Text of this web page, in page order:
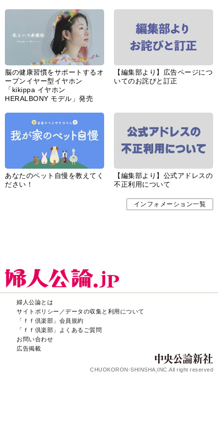
脳の健康習慣をサポートするオ
ープンイヤー型イヤホン
「kikippa イヤホン
HERALBONY モデル」発売
【編集部より】広告ページにつ
いてのお詫びと訂正
あなたのペット自慢を教えてく
ださい！
【編集部より】公式アドレスの
不正利用について
インフォメーション一覧
婦人公論とは
サイトポリシー／データの収集と利用について
「ｆｆ倶楽部」会員規約
「ｆｆ倶楽部」よくあるご質問
お問い合わせ
広告掲載
CHUOKORON-SHINSHA,INC.All right reserved